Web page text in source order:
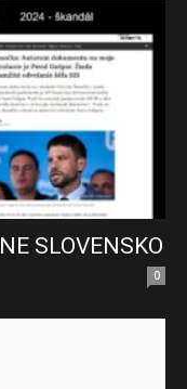
SLOVENSKO
0